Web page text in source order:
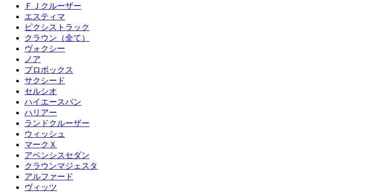
ＦＪクルーザー
エスティマ
ピクシストラック
クラウン（全て）
ヴォクシー
ノア
プロボックス
サクシード
セルシオ
ハイエースバン
ハリアー
ランドクルーザー
ウィッシュ
マークＸ
アベンシスセダン
クラウンマジェスタ
アルファード
ヴィッツ